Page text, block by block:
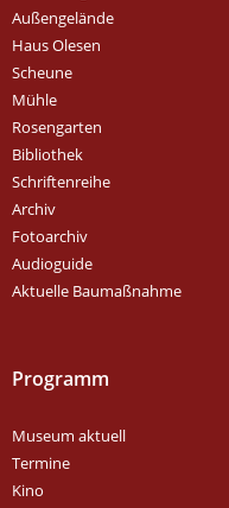
Außengelände
Haus Olesen
Scheune
Mühle
Rosengarten
Bibliothek
Schriftenreihe
Archiv
Fotoarchiv
Audioguide
Aktuelle Baumaßnahme
Programm
Museum aktuell
Termine
Kino